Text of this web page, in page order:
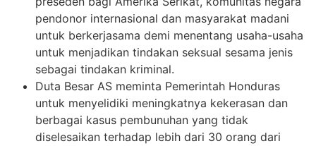
pendonor internasional dan masyarakat madani
untuk berkerjasama demi menentang usaha-usaha
untuk menjadikan tindakan seksual sesama jenis
sebagai tindakan kriminal.
Duta Besar AS meminta Pemerintah Honduras
untuk menyelidiki meningkatnya kekerasan dan
berbagai kasus pembunuhan yang tidak
diselesaikan terhadap lebih dari 30 orang dari